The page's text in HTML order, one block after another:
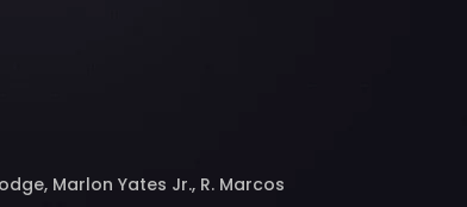
Marlon Yates Jr., R. Marcos